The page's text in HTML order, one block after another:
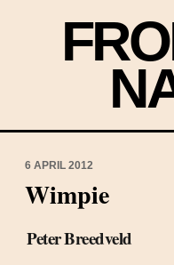
6 APRIL 2012
Wimpie
Peter Breedveld